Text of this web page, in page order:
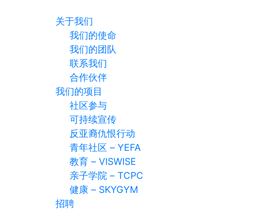
关于我们
我们的使命
我们的团队
联系我们
合作伙伴
我们的项目
社区参与
可持续宣传
反亚裔仇恨行动
青年社区 – YEFA
教育 – VISWISE
亲子学院 – TCPC
健康 – SKYGYM
招聘